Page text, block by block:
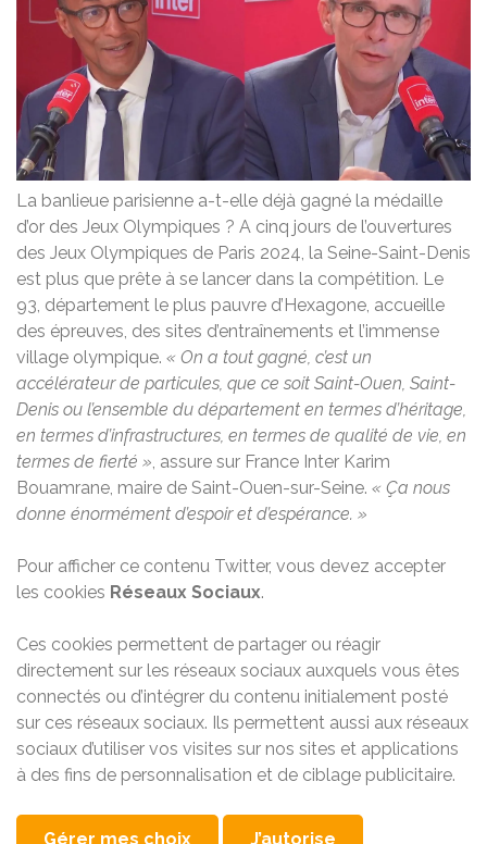
La banlieue parisienne a-t-elle déjà gagné la médaille
d’or des Jeux Olympiques ? A cinq jours de l’ouvertures
des Jeux Olympiques de Paris 2024, la Seine-Saint-Denis
est plus que prête à se lancer dans la compétition. Le
93, département le plus pauvre d’Hexagone, accueille
des épreuves, des sites d’entraînements et l’immense
village olympique. « On a tout gagné, c’est un
accélérateur de particules, que ce soit Saint-Ouen, Saint-
Denis ou l’ensemble du département en termes d’héritage,
en termes d’infrastructures, en termes de qualité de vie, en
termes de fierté » , assure sur France Inter Karim
Bouamrane, maire de Saint-Ouen-sur-Seine. « Ça nous
donne énormément d’espoir et d’espérance. »
Pour afficher ce contenu Twitter, vous devez accepter
les cookies Réseaux Sociaux.
Ces cookies permettent de partager ou réagir
directement sur les réseaux sociaux auxquels vous êtes
connectés ou d’intégrer du contenu initialement posté
sur ces réseaux sociaux. Ils permettent aussi aux réseaux
sociaux d’utiliser vos visites sur nos sites et applications
à des fins de personnalisation et de ciblage publicitaire.
Gérer mes choix J’autorise